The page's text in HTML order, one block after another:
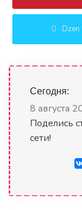
Dzen
Сегодня:
8 августа
Поделись
сети!